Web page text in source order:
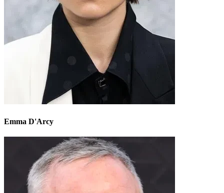
Emma D'Arcy